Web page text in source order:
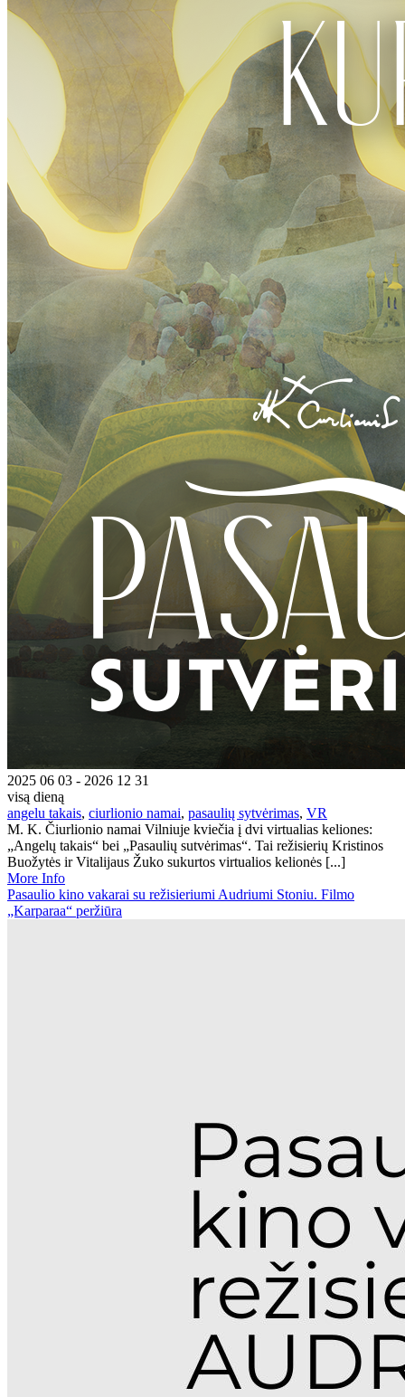
2025 06 03 - 2026 12 31
visą dieną
angelu takais, ciurlionio namai, pasaulių sytvėrimas, VR
M. K. Čiurlionio namai Vilniuje kviečia į dvi virtualias keliones:
„Angelų takais“ bei „Pasaulių sutvėrimas“. Tai režisierių Kristinos
Buožytės ir Vitalijaus Žuko sukurtos virtualios kelionės [...]
More Info
Pasaulio kino vakarai su režisieriumi Audriumi Stoniu. Filmo
„Karparaa“ peržiūra